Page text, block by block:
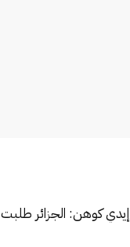
إيدي كوهن: الجزائر طلبت 23 مليار دولار لإعلان…